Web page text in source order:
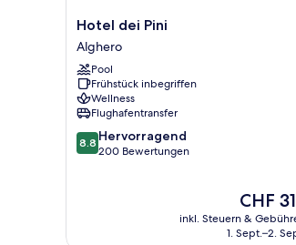
Hotel
dei
Pini
Alghero
Hotel dei Pini
Alghero
Pool
Frühstück inbegriffen
Wellness
Flughafentransfer
8.8
von
8.8 Hervorragend
200 Bewertungen
Der
Preis
beträgt
CHF
inkl. Steuern &
1. Sept.–2.